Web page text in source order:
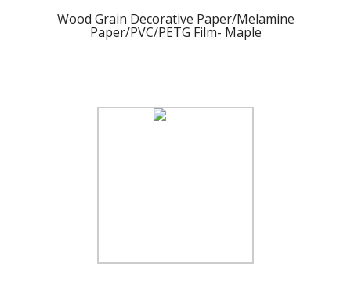
Wood Grain Decorative Paper/Melamine
Paper/PVC/PETG Film- Maple